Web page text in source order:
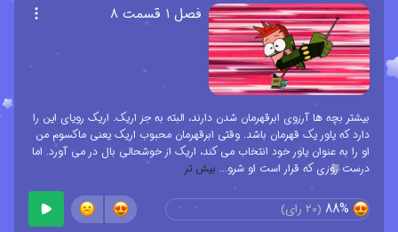
فصل ۱ قسمت ۸
بیشتر بچه ها آرزوی ابرقهرمان شدن دارند، البته به جز اریک. اریک رویای این را
دارد که یاور یک قهرمان باشد. وقتی ابرقهرمان محبوب اریک یعنی ماکسوم من
او را به عنوان یاور خود انتخاب می کند، اریک از خوشحالی بال در می آورد. اما
درست روزی که قرار است او شرو... بیش تر
88%
(
20 رای)